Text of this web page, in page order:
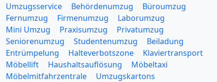
Umzugsservice Behördenumzug
Büroumzug
Fernumzug
Firmenumzug
Laborumzug
Mini Umzug
Praxisumzug
Privatumzug
Seniorenumzug
Studentenumzug
Beiladung
Entrümpelung
Halteverbotszone
Klaviertransport
Möbellift
Haushaltsauflösung
Möbeltaxi
Möbelmitfahrzentrale
Umzugskartons